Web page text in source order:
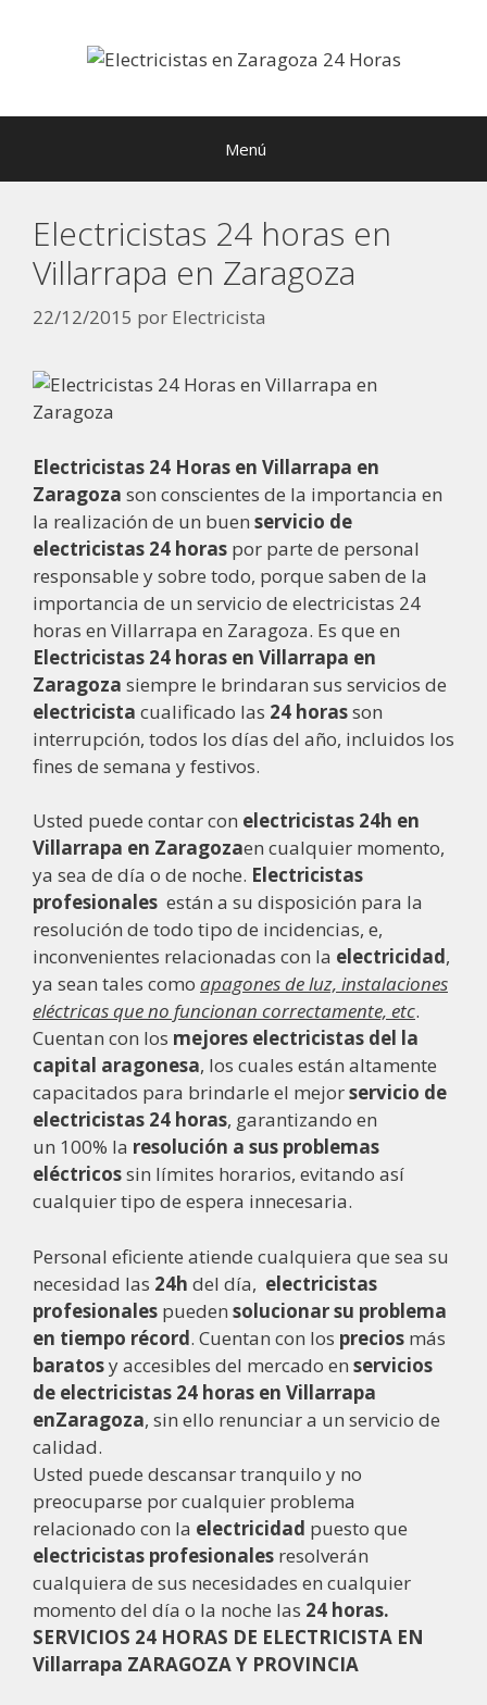
Menú
Electricistas 24 horas en
Villarrapa en Zaragoza
22/12/2015 por Electricista
Electricistas 24 Horas en Villarrapa en
Zaragoza son conscientes de la importancia en
la realización de un buen servicio de
electricistas 24 horas por parte de personal
responsable y sobre todo, porque saben de la
importancia de un servicio de electricistas 24
horas en Villarrapa en Zaragoza. Es que en
Electricistas 24 horas en Villarrapa en
Zaragoza siempre le brindaran sus servicios de
electricista cualificado las 24 horasson
interrupción, todos los días del año, incluidos los
fines de semana y festivos.
Usted puede contar con electricistas 24h en
Villarrapa en Zaragozaen cualquier momento,
ya sea de día o de noche. Electricistas
profesionales están a su disposición para la
resolución de todo tipo de incidencias, e,
inconvenientes relacionadas con la electricidad,
ya sean tales como apagones de luz, instalaciones
eléctricas que no funcionan correctamente, etc.
Cuentan con los mejores electricistas del la
capital aragonesa, los cuales están altamente
capacitados para brindarle el mejorservicio de
electricistas 24 horas, garantizando en
un 100% la resolución a sus problemas
eléctricossin límites horarios, evitando así
cualquier tipo de espera innecesaria.
Personal eficiente atiende cualquiera que sea su
necesidad las 24h del día, electricistas
profesionales pueden solucionar su problema
en tiempo récord. Cuentan con los precios más
baratosy accesibles del mercado en servicios
de electricistas 24 horas en Villarrapa
enZaragoza, sin ello renunciar a un servicio de
calidad.
Usted puede descansar tranquilo y no
preocuparse por cualquier problema
relacionado con la electricidad puesto que
electricistas profesionales resolverán
cualquiera de sus necesidades en cualquier
momento del día o la noche las 24 horas.
SERVICIOS 24 HORAS DE ELECTRICISTA EN
Villarrapa ZARAGOZA Y PROVINCIA